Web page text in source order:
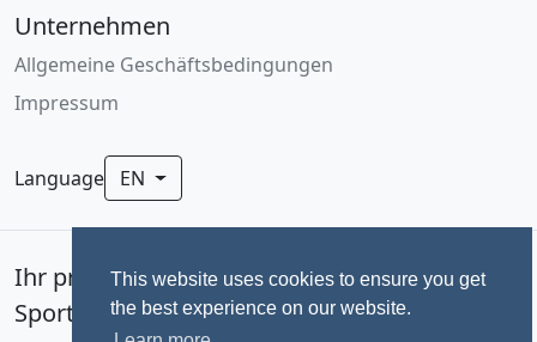
This website uses cookies to ensure you get
the best experience on our website.
Unternehmen
Allgemeine Geschäftsbedingungen
Impressum
Language EN
Ihr professionelles Fotoservice für
Sportevents seit 1992.